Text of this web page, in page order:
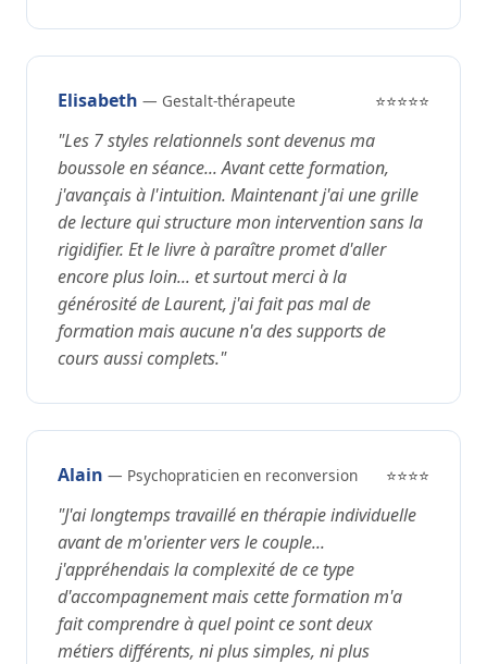
Elisabeth — Gestalt-thérapeute ⭐⭐⭐⭐⭐
"Les 7 styles relationnels sont devenus ma
boussole en séance... Avant cette formation,
j'avançais à l'intuition. Maintenant j'ai une grille
de lecture qui structure mon intervention sans la
rigidifier. Et le livre à paraître promet d'aller
encore plus loin... et surtout merci à la
générosité de Laurent, j'ai fait pas mal de
formation mais aucune n'a des supports de
cours aussi complets."
Alain — Psychopraticien en reconversion ⭐⭐⭐⭐
"J'ai longtemps travaillé en thérapie individuelle
avant de m'orienter vers le couple...
j'appréhendais la complexité de ce type
d'accompagnement mais cette formation m'a
fait comprendre à quel point ce sont deux
métiers différents, ni plus simples, ni plus